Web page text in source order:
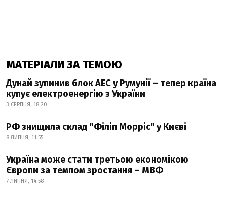
МАТЕРІАЛИ ЗА ТЕМОЮ
Дунай зупинив блок АЕС у Румунії – тепер країна
купує електроенергію з України
3 СЕРПНЯ, 18:20
РФ знищила склад "Філіп Морріс" у Києві
8 ЛИПНЯ, 11:55
Україна може стати третьою економікою
Європи за темпом зростання – МВФ
7 ЛИПНЯ, 14:58